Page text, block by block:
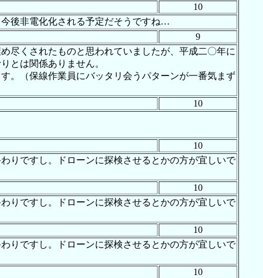
10
後非電化化される予定だそうですね…
9
尽くされたものと思われていましたが、平成二〇年に
とは関係ありません。
。（保線作業員にバッタリ会うパターンが一番気まず
10
10
りですし。ドローンに探検させるとかの方が宜しいで
10
りですし。ドローンに探検させるとかの方が宜しいで
10
りですし。ドローンに探検させるとかの方が宜しいで
10